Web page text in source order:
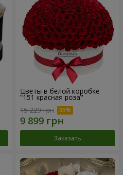
Цветы в белой коробке
"151 красная роза"
15 229 грн
Заказать